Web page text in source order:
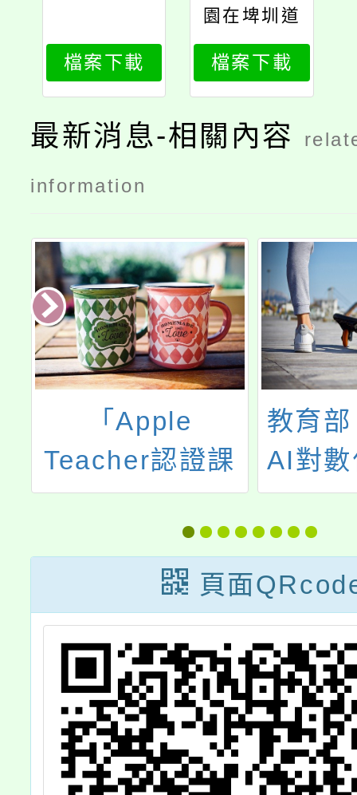
檔案下載
園在埤圳道
環境生態教
師研習計畫
檔案下載
最新消息-相關內容
information
「Apple
Teacher認證課
程」
教育
AI對
挑戰
增能
部edu
頁面